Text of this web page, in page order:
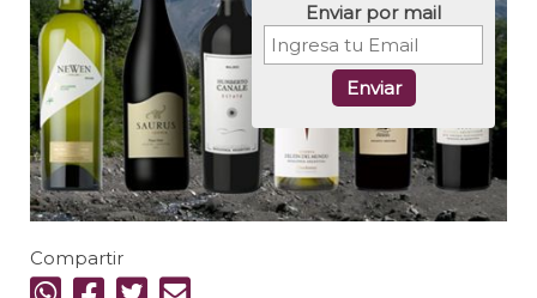
Enviar por mail
Enviar
Compartir